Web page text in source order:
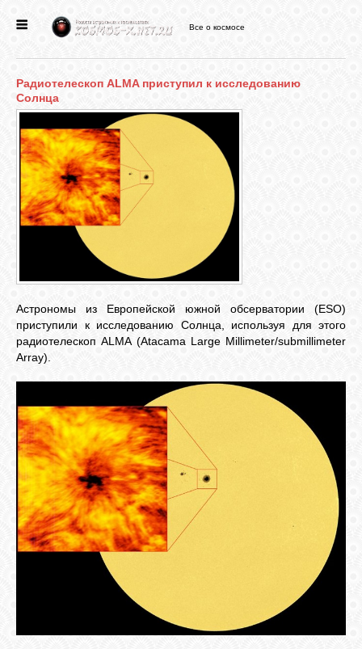
НОВОСТИ
ФОРУМ
СТАТЬИ
ФОТО
ВХОД
RSS
Все о космосе
Радиотелескоп ALMA приступил к исследованию
Солнца
Астрономы из Европейской южной обсерватории (ESO)
приступили к исследованию Солнца, используя для этого
радиотелескоп ALMA (Atacama Large Millimeter/submillimeter
Array).